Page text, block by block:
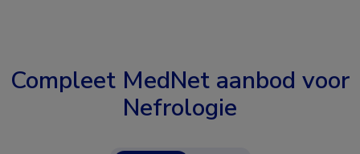
Compleet MedNet aanbod voor
Nefrologie